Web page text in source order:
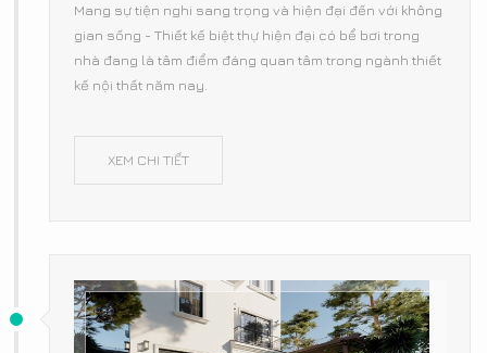
Mang sự tiện nghi sang trọng và hiện đại đến với không
gian sống - Thiết kế biệt thự hiện đại có bể bơi trong
nhà đang là tâm điểm đáng quan tâm trong ngành thiết
kế nội thất năm nay.
XEM CHI TIẾT